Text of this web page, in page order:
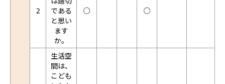
2
である
と思い
ます
か。
○ ○
生活空
間は、
こども